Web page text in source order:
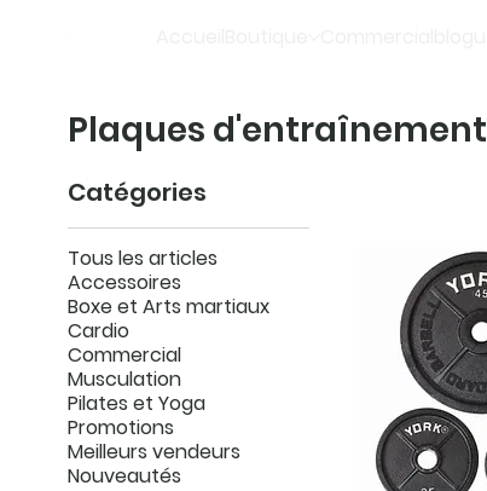
Plaques d'entraînement
Catégories
Tous les articles
Accessoires
Boxe et Arts martiaux
Cardio
Commercial
Musculation
Pilates et Yoga
Promotions
Meilleurs vendeurs
Nouveautés